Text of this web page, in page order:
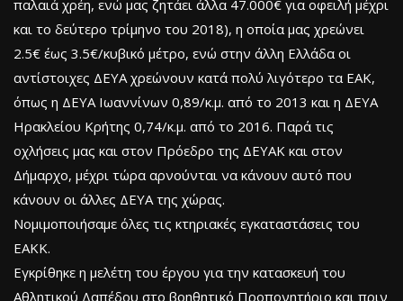
παλαιά χρέη, ενώ μας ζητάει άλλα 47.000€ για οφειλή μέχρι
και το δεύτερο τρίμηνο του 2018), η οποία μας χρεώνει
2.5€ έως 3.5€/κυβικό μέτρο, ενώ στην άλλη Ελλάδα οι
αντίστοιχες ΔΕΥΑ χρεώνουν κατά πολύ λιγότερο τα ΕΑΚ,
όπως η ΔΕΥΑ Ιωαννίνων 0,89/κ.μ. από το 2013 και η ΔΕΥΑ
Ηρακλείου Κρήτης 0,74/κ.μ. από το 2016. Παρά τις
οχλήσεις μας και στον Πρόεδρο της ΔΕΥΑΚ και στον
Δήμαρχο, μέχρι τώρα αρνούνται να κάνουν αυτό που
κάνουν οι άλλες ΔΕΥΑ της χώρας.
Νομιμοποιήσαμε όλες τις κτηριακές εγκαταστάσεις του
ΕΑΚΚ.
Εγκρίθηκε η μελέτη του έργου για την κατασκευή του
Αθλητικού Δαπέδου στο βοηθητικό Προπονητήριο και πριν